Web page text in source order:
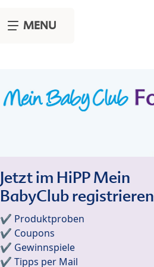
MENU
Jetzt im HiPP Mein
BabyClub registrieren
✔️ Produktproben
✔️ Coupons
✔️ Gewinnspiele
✔️ Tipps per Mail